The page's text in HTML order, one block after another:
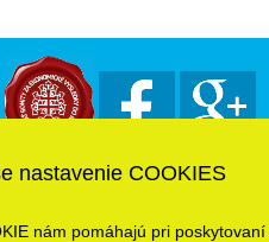
nastavenie COOKIES
nám pomáhajú pri poskytovaní